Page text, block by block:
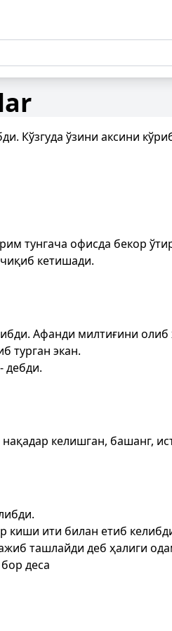
Кўзгуда ўзини аксини
тунгача офисда бекор
кетишади.
Афанди милтиғини
турган экан.
дебди.
келишган, башанг,
ити билан етиб
ташлайди деб ҳалиги
деса